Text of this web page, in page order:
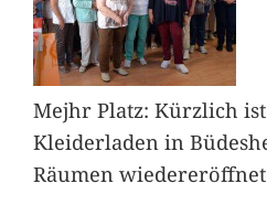
Mejhr Platz: Kürzlich
Kleiderladen in
Räumen